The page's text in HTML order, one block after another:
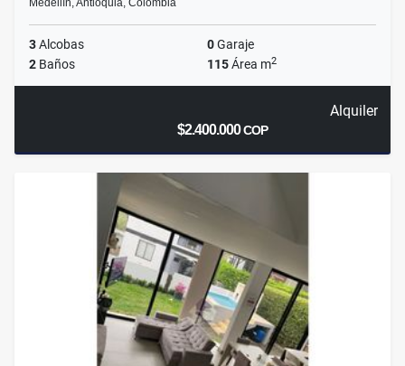
Medellín, Antioquia, Colombia
3Alcobas 0Garaje
2 Baños 115Área m2
Alquiler
$2.400.000COP